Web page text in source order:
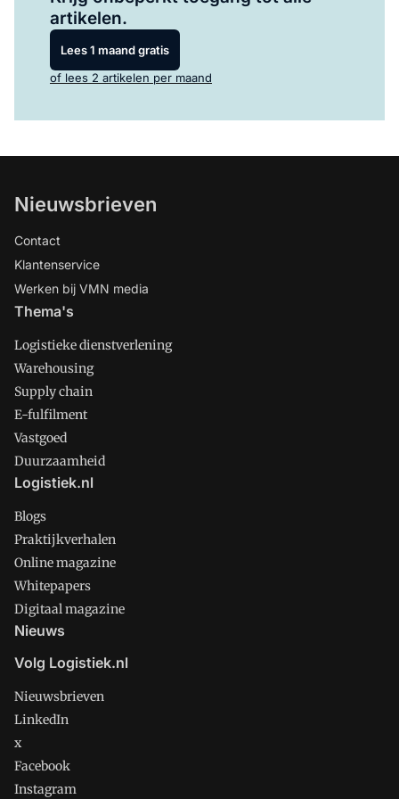
artikelen.
Lees 1 maand gratis
of lees 2 artikelen per maand
Nieuwsbrieven
Contact
Klantenservice
Werken bij VMN media
Thema's
Logistieke dienstverlening
Warehousing
Supply chain
E-fulfilment
Vastgoed
Duurzaamheid
Logistiek.nl
Blogs
Praktijkverhalen
Online magazine
Whitepapers
Digitaal magazine
Nieuws
Volg Logistiek.nl
Nieuwsbrieven
LinkedIn
x
Facebook
Instagram